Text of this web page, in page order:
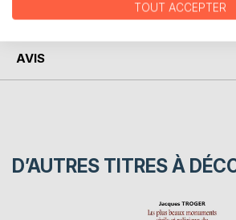
AVIS
D’AUTRES TITRES À
TOUT ACCEPTER